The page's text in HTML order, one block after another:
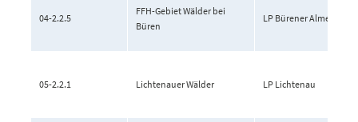
04-2.2.5
FFH-Gebiet Wälder bei
Büren
LP Bürener Almetal
05-2.2.1 Lichtenauer Wälder LP Lichtenau